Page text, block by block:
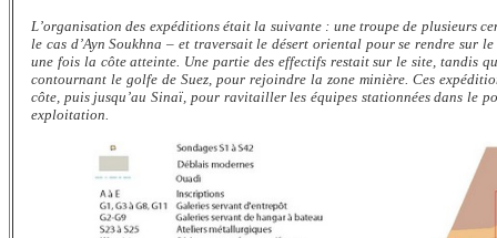
L’organisation des expéditions était la suivante : une troupe de plusieurs
le cas d’Ayn Soukhna – et traversait le désert oriental pour se rendre sur
une fois la côte atteinte. Une partie des effectifs restait sur le site, tandis
contournant le golfe de Suez, pour rejoindre la zone minière. Ces
côte, puis jusqu’au Sinaï, pour ravitailler les équipes stationnées dans le
exploitation.